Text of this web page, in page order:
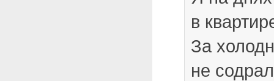
в
За
не